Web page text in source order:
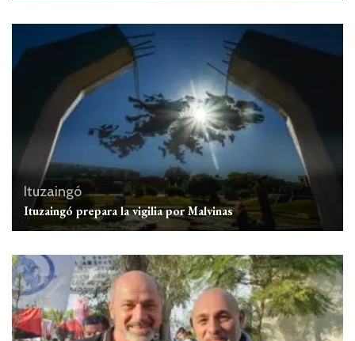
Ituzaingó
Ituzaingó prepara la vigilia por Malvinas